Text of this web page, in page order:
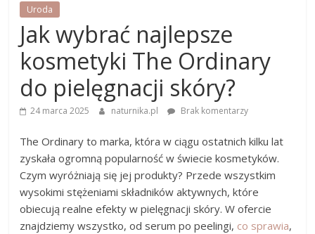
Uroda
Jak wybrać najlepsze
kosmetyki The Ordinary
do pielęgnacji skóry?
24 marca 2025 naturnika.pl Brak komentarzy
The Ordinary to marka, która w ciągu ostatnich kilku lat
zyskała ogromną popularność w świecie kosmetyków.
Czym wyróżniają się jej produkty? Przede wszystkim
wysokimi stężeniami składników aktywnych, które
obiecują realne efekty w pielęgnacji skóry. W ofercie
znajdziemy wszystko, od serum po peelingi, co sprawia,